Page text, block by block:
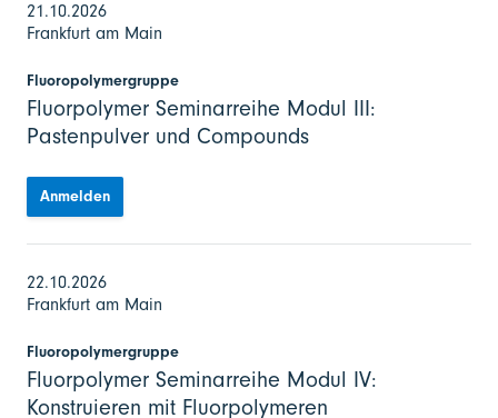
21.10.2026
Frankfurt am Main
Fluoropolymergruppe
Fluorpolymer Seminarreihe Modul III:
Pastenpulver und Compounds
Anmelden
22.10.2026
Frankfurt am Main
Fluoropolymergruppe
Fluorpolymer Seminarreihe Modul IV:
Konstruieren mit Fluorpolymeren